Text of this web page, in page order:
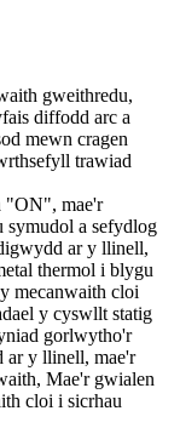
gweithredu,
diffodd arc a
mewn cragen
trawiad
"ON", mae'r
symudol a sefydlog
ar y llinell,
thermol i blygu
mecanwaith cloi
y cyswllt statig
gorlwytho'r
ar y llinell, mae'r
Mae'r gwialen
cloi i sicrhau